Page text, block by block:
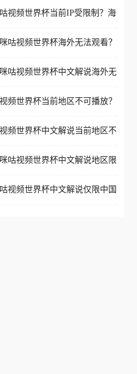
、加拿大、澳大利亚、欧
、定居等，都可以使用，
。
视频世界杯当前IP受限制？海
咕视频世界杯海外无法观看？
咕视频世界杯中文解说海外无
频世界杯当前地区不可播放？
频世界杯中文解说当前地区不
咕视频世界杯中文解说地区限
视频世界杯中文解说仅限中国